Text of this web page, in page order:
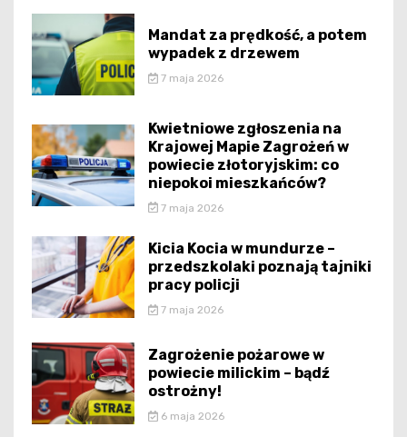
Mandat za prędkość, a potem
wypadek z drzewem
7 maja 2026
Kwietniowe zgłoszenia na
Krajowej Mapie Zagrożeń w
powiecie złotoryjskim: co
niepokoi mieszkańców?
7 maja 2026
Kicia Kocia w mundurze –
przedszkolaki poznają tajniki
pracy policji
7 maja 2026
Zagrożenie pożarowe w
powiecie milickim – bądź
ostrożny!
6 maja 2026